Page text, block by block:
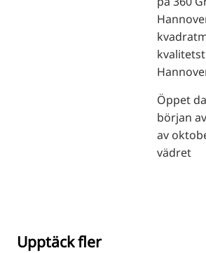
Öppet
början
av
vädret
Upptäck fler